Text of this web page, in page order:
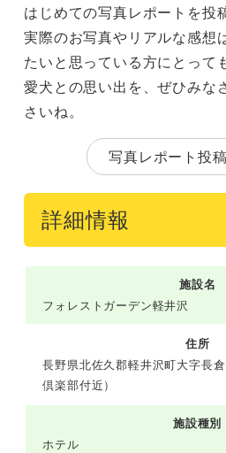
はじめての写真レポートを投
実際のお写真やリアルな感想
たいと思っている方にとって
愛犬との思い出を、ぜひみな
さいね。
写真レポート投
詳細情報
施設名
フォレストガーデン軽井沢
住所
長野県北佐久郡軽井沢町大字長
倶楽部付近）
施設種別
ホテル